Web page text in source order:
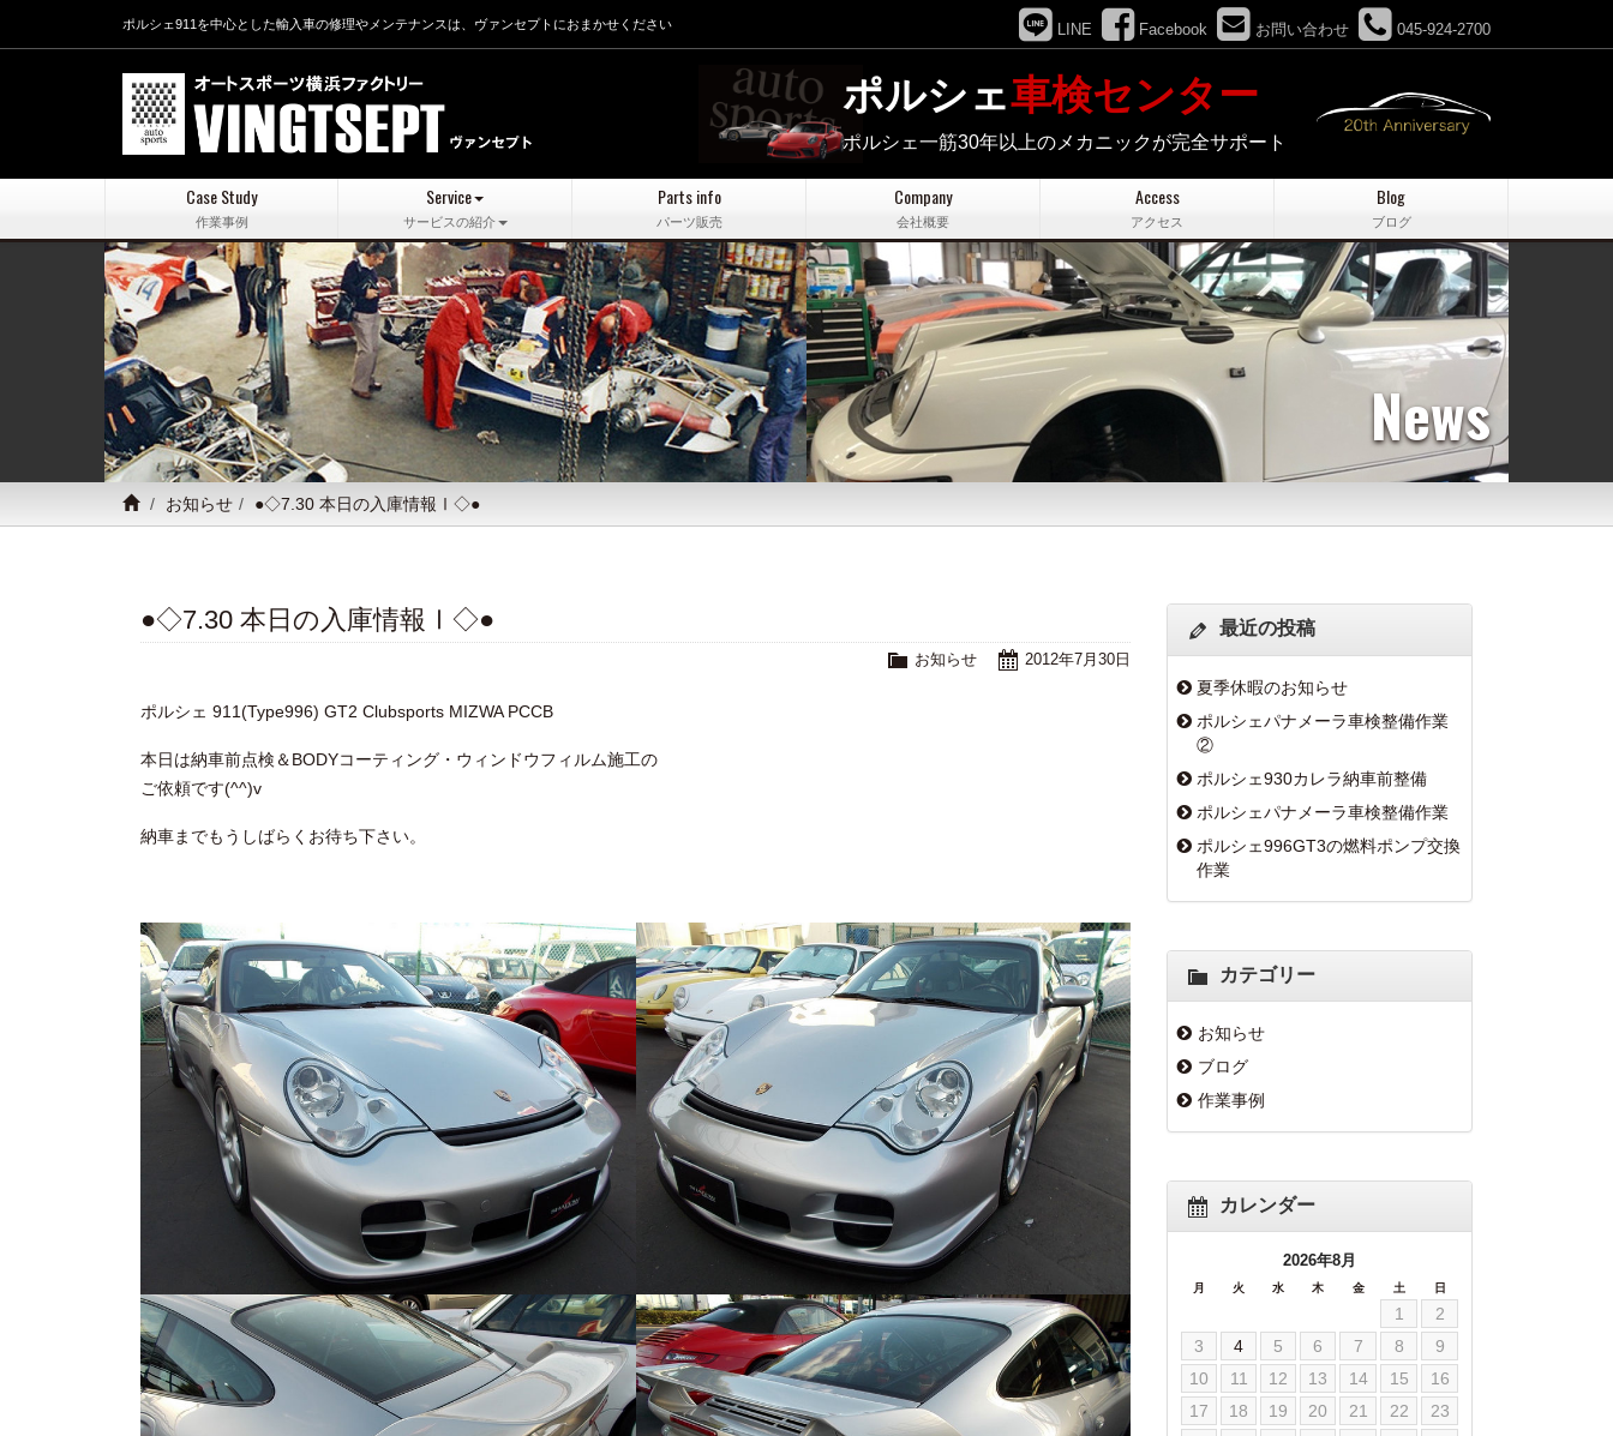
ポルシェ911を中心とした輸入車の修理やメンテナンスは、ヴァンセプトにおまかせください LINE Facebook お問い合わせ 045-924-2700
ポルシェ車検センター
ポルシェ一筋30年以上のメカニックが完全サポート
Case Study
作業事例
Service
サービスの紹介
Parts info
パーツ販売
Company
会社概要
Access
アクセス
Blog
ブログ
News
お知らせ ●◇7.30 本日の入庫情報Ⅰ◇●
●◇7.30 本日の入庫情報Ⅰ◇●
2012年7月30日
お知らせ
ポルシェ 911(Type996) GT2 Clubsports MIZWA PCCB
本日は納車前点検＆BODYコーティング・ウィンドウフィルム施工の
ご依頼です(^^)v
納車までもうしばらくお待ち下さい。
最近の投稿
夏季休暇のお知らせ
ポルシェパナメーラ車検整備作業
②
ポルシェ930カレラ納車前整備
ポルシェパナメーラ車検整備作業
ポルシェ996GT3の燃料ポンプ交換
作業
カテゴリー
お知らせ
ブログ
作業事例
カレンダー
2026年8月
月 火 水 木 金 土 日
1
2
3
4 5 6 7 8
9
10
11 12 13 14 15
16
17
18 19 20 21 22
23